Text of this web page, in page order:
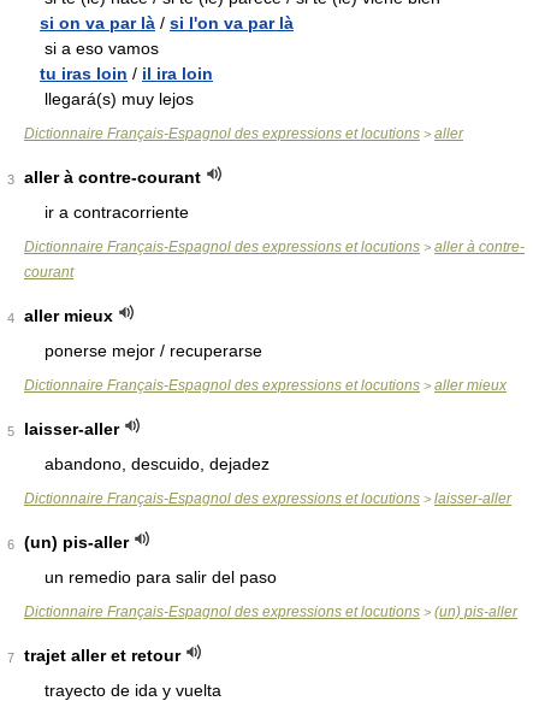
si on va par là / si l'on va par là
si a eso vamos
tu iras loin / il ira loin
llegará(s) muy lejos
Dictionnaire Français-Espagnol des expressions et locutions > aller
3
aller à contre-courant
ir a contracorriente
Dictionnaire Français-Espagnol des expressions et locutions > aller à contre-
courant
4
aller mieux
ponerse mejor / recuperarse
Dictionnaire Français-Espagnol des expressions et locutions > aller mieux
5
laisser-aller
abandono, descuido, dejadez
Dictionnaire Français-Espagnol des expressions et locutions > laisser-aller
6
(un) pis-aller
un remedio para salir del paso
Dictionnaire Français-Espagnol des expressions et locutions > (un) pis-aller
7
trajet aller et retour
trayecto de ida y vuelta